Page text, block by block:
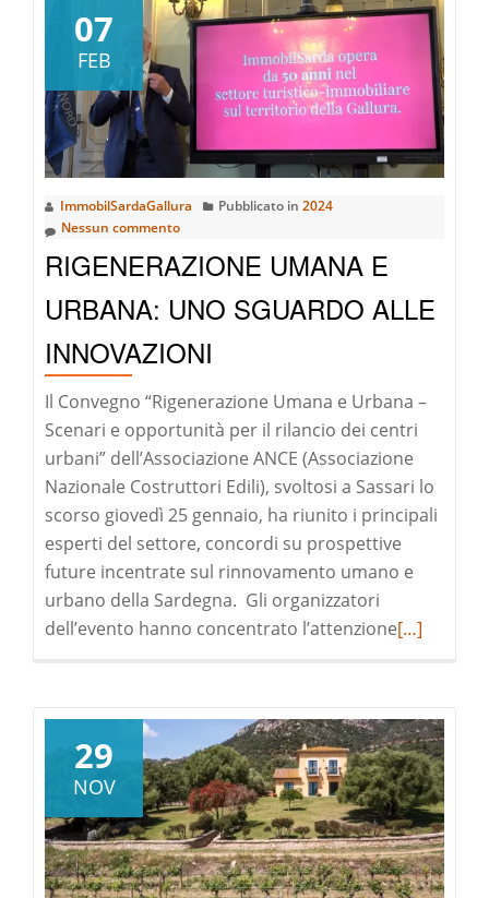
NEL
REAL
IL
DELLA
07
FEB
ImmobilSardaGallura Pubblicato in 2024
Nessun commento
RIGENERAZIONE UMANA E
URBANA: UNO SGUARDO ALLE
INNOVAZIONI
Il Convegno “Rigenerazione Umana e Urbana –
Scenari e opportunità per il rilancio dei centri
urbani” dell’Associazione ANCE (Associazione
Nazionale Costruttori Edili), svoltosi a Sassari lo
scorso giovedì 25 gennaio, ha riunito i principali
esperti del settore, concordi su prospettive
future incentrate sul rinnovamento umano e
urbano della Sardegna. Gli organizzatori
dell’evento hanno concentrato l’attenzioneLeggi
UMANA
E
URBANA:
UNO
SGUARDO
[…]
29
NOV